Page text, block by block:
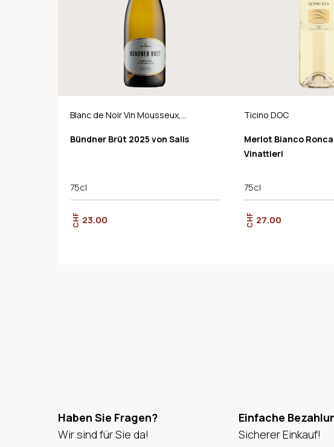
Blanc de Noir Vin Mousseux,
Bündner Brüt 2025 von Salis
75cl
CHF 23.00
Ticino DOC
Merlot Bianco
Vinattieri
75cl
CHF 27.00
Haben Sie Fragen?
Wir sind für Sie da!
Einfache
Sicherer Einkauf!